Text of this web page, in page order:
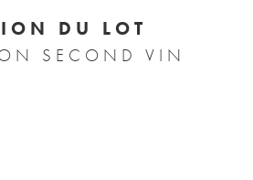
DU LOT
SECOND VIN